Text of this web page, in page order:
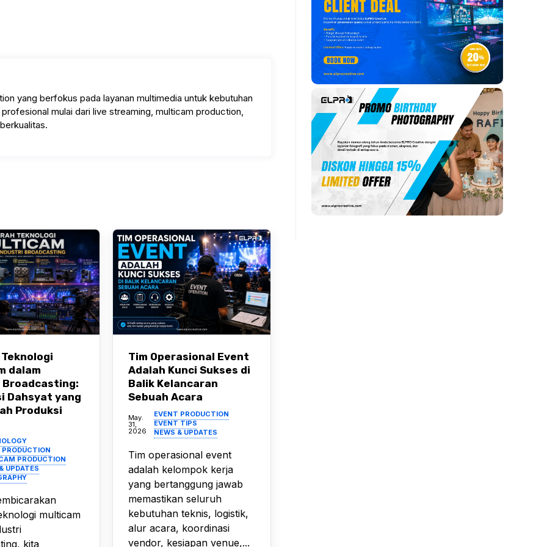
yang berfokus pada layanan multimedia untuk kebutuhan
mulai dari live streaming, multicam production,
dalam
Dahsyat yang
Produksi
PRODUCTION
PRODUCTION
UPDATES
multicam
kita
Tim Operasional Event
Adalah Kunci Sukses di
Balik Kelancaran
Sebuah Acara
May.
31,
2026
EVENT PRODUCTION
EVENT TIPS
NEWS & UPDATES
Tim operasional event
adalah kelompok kerja
yang bertanggung jawab
memastikan seluruh
kebutuhan teknis, logistik,
alur acara, koordinasi
vendor, kesiapan venue,...